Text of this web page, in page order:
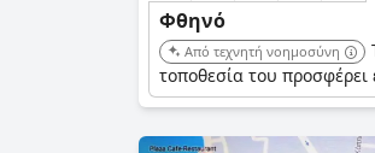
Φθηνό
Από τεχνητή νοημοσύνη
τοποθεσία του